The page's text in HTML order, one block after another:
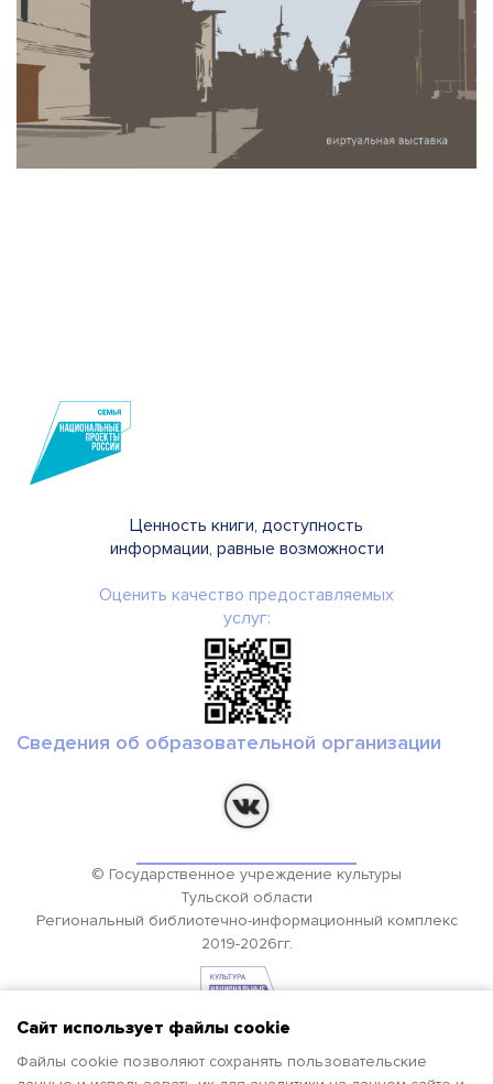
Сайт использует файлы cookie
Файлы cookie позволяют сохранять пользовательские
Ценность книги, доступность
информации, равные возможности
Оценить качество предоставляемых
услуг:
Сведения об образовательной организации
© Государственное учреждение культуры
Тульской области
Региональный библиотечно-информационный комплекс
2019-2026гг.